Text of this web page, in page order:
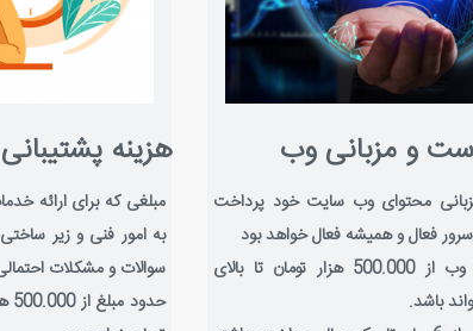
هزینه
مبلغی که برای ارائه
سوالات و مشکلات
و مزبانی وب
محتوای وب سایت خود پرداخت
فعال و همیشه فعال خواهد بود
حدود قیمت میزبانی وب از 500.000 هزار تومان تا بالای